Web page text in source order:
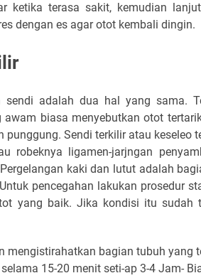
ketika terasa sakit, kemudian
dengan es agar otot kembali dingin.
adalah dua hal yang sama.
awam biasa menyebutkan otot
punggung. Sendi terkilir atau keseleo
robeknya ligamen-jarjngan
kaki dan lutut adalah
pencegahan lakukan prosedur
yang baik. Jika kondisi itu sudah
mengistirahatkan bagian tubuh yang
15-20 menit seti-ap 3-4 Jam-